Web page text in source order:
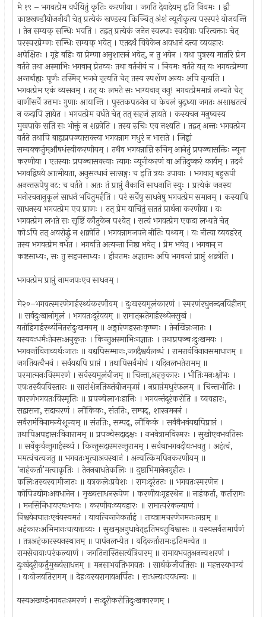
मे १९ – भगवत्प्रेम वर्धयितुं कृतिः करणीया । जगति देयादेयम् इति नियमः । द्वौ
काष्ठखण्डौयोजनीयौ चेत् प्रत्येकं खण्डस्य किञ्चित् अंशं न्यूनीकृत्य परस्परं योजयन्ति
। तेन सम्यक् सन्धिः भवति । तद्वत् प्रत्येकं जनेन स्वल्पाः स्वदोषाः परित्यक्ताः चेत्
परस्परप्रेम्णः सन्धिः सम्यक् भवेत् । एतदर्थं विवेकेन अवधानं दत्त्वा व्यवहारः
अपेक्षितः । गृहे बहिः वा प्रेम्णा अनुशासनं भवेत्, न तु भयेन । यथा पुत्रस्य मातरि प्रेम
वर्तते तथा अस्माभिः भगवान् प्रेतव्यः तथा वर्तनीयं च । नियमः वर्तते यत् यः भगवत्प्रेम्णा
अन्तर्बाह्यः पूर्णः तस्मिन् भजने नृत्यति चेत् तस्य स्पर्शेण अन्यः अपि नृत्यति ।
भगवत्प्रेम एकं व्यसनम् । तत् यः लभते सः भाग्यवान् ननु! भगवत्प्रेममात्रं लभ्यते चेत्
वाणींसर्वे उत्तमाः गुणाः आयान्ति । पुस्तकपठनेन वा केवलं बुद्ध्या जगतः अशाश्वतत्वं
न कदापि ज्ञायेत । भगवत्प्रेम वर्धते चेत् तत् सहजं ज्ञायते । कस्यचन मनुष्यस्य
मुखपाके सति सः भोक्तुं न शक्नोति । तस्य रुचिः एव नश्यति । तद्वत् अन्तः भगवत्प्रेम
वर्तते तथापि बाह्यप्रपञ्चासक्त्या भगवन्नाम मधुरं न भासते । जिह्वां
सम्यक्कर्तुम्औषधंस्वीकरणीयम् । तथैव भगवन्नाम्नि रुचिम् आनेतुं प्रपञ्चासक्तिः न्यूना
करणीया । एतस्याः प्रपञ्चासक्त्याः त्यागः न्यूनीकरणं वा अतिदुष्करं कार्यम् । तदर्थं
भगवद्विषये आत्मीयता, अनुसन्धानं सत्सङ्गः च इति त्रयः उपायाः । भगवान् बहुरूपी
अनन्तरूपेषु नट: च वर्तते । अतः तं प्राप्तुं नैकानि साधनानि स्युः । प्रत्येकं जनस्य
मनोरचनानुकूलं साधनं भवितुमर्हति । परं सर्वेषु साधनेषु भगवत्प्रेम समानम् । कस्यापि
साधनस्य भगवत्प्रेम एव प्राणः । तत् प्रेम याचितुं सततं प्रार्थना करणीया । यः
भगवत्प्रेम लभते सः सृष्टिं कौतुकेन पश्येत् । सत्यं भगवत्प्रेम एकदा लभ्यते चेत्
कोऽपि तत् अवरोद्धुं न शक्नोति । भगवन्नामजपने नीतिः पथ्यम् । यः नीत्या व्यवहरेत्
तस्य भगवत्प्रेम वर्धेत । भगवति अत्यन्ता निष्ठा भवेत् । प्रेम भवेत् । भगवान् न
कष्टसाध्यः, सः तु सहजसाध्यः । हीनतमः अज्ञतमः अपि भगवन्तं प्राप्तुं शक्नोति ।
भगवत्प्रेम प्राप्तुं नामजपःएव साधनम् ।
मे२०–भगवत्स्मरणेगार्हस्थ्यंकरणीयम् । दुःखस्यमूलंकारणं । स्मरणंरघुनन्दनविहीनम्
॥ सर्वदुःखानांमूलं । भगवतःदूरंवयम् ॥ रामात्ऋतेगार्हस्थ्येनसुखं ।
यतोहिगार्हस्थ्यंनितरांदुःखमयम् ॥ अङ्गारेणहस्तःकृष्णः । तेनखिन्नःजातः ।
यस्ययःधर्मःतेनसःअनुकृतः । किन्तुअस्माभिःनज्ञातः । तथाप्रपञ्चःदुःखमयः ।
भगवन्तंविनाव्यर्थःजातः ॥ यद्यपिसम्मानः,जगदैश्वर्यंलब्धं । रामरायंविनानसमाधानम् ॥
जगतियत्वैभवं । सर्वंयद्यपि प्राप्तं । तथापिसर्वंमोघं । यदिनलभतेरामम् ॥
परमात्मनःविस्मरणं । सर्वस्यमूलंबीजम् ॥ चिन्ता,अहङ्कारः । भीतिःमनःक्षोभः ।
एषःतस्यैवविस्तारः ॥ सारांशेनतिख्तंबीजम्उप्तं । नप्राप्तंमधुरंफलम् ॥ चिन्ताभीतिः ।
कारणंभगवतःविस्मृतिः ॥ प्रपञ्चेलाभःहानिः । भगवन्तंदूरंकरोति ॥ व्यवहारः,
सद्वासना, सदाचरणं । लौकिकः, संततिः, सम्पद्, शास्त्रमननं ।
सर्वंरामंविनामन्येशून्यम् ॥ संततिः, सम्पद्, लौकिकं । सर्वंवैभवंयद्यपिप्राप्तं ।
तथापिअपहासःविनारामम् ॥ प्रपञ्चेसदादक्षः । नभवेत्रामविस्मरः । सुखीएवभवतिसः
॥ सर्वेकुर्वन्तुगार्हस्थ्यं । किन्तुसदास्मरन्तुरामम् । सर्वथाभगवदीयःभवतु । अहंत्वं,
ममत्वंचत्यजतु ॥ भगवतःभूत्वाअवस्थानं । अन्यत्किमपिनकरणीयम् ॥
‘नाहंकर्ता’मत्वाकृतिः । तेननबाधतेकलिः ॥ दुष्टाभिमानेनगृहीतः ।
कलिःतस्यस्वामीजातः ॥ यत्रकलेःप्रवेशः । रामःदूरंततः ॥ भगवतःस्मरणेन ।
कोपिउद्योगःअवधानेन । मुख्यसाधनरूपेण । करणीयःगृहस्थेन ॥ नाहंकर्ता, कर्तारामः
। मनसिनिधायएषःभावः । करणीयःव्यवहारः ॥ रामात्परंकल्याणं ।
निश्चयेनघातःएवंयस्यमतं । यावत्चिन्तनेकर्ताहं । तावत्रामचरणेनमनःलग्नम् ॥
अहंकारःअभिमानःचत्यक्तव्यः । सुखम्अनुधावेत्इतिभवतुविश्वासः ॥ यस्यसर्वंरामार्पणं
। तत्रअहंकारस्यनस्थानम् ॥ पापंनलभ्येत । यदिकर्तारामःइतिमन्येत ॥
रामसेवायाःपरंकल्याणं । जगतिनास्तिसत्यंत्रिवारम् ॥ रामायभवतुअनन्यशरणं ।
दुःखंदूरीकर्तुंमुख्यंसाधनम् ॥ मनसाभवतिभगवतः । सार्थकंजीवतिसः ॥ महत्तस्यभाग्यं
। यःयोजयतिरामम् ॥ देहःयस्यरामायअर्पितः । सःधन्यःएवधन्यः ॥
यस्यअखण्डंभगवतःस्मरणं । सःदूरीकरोतिदुःखकारणम् ।